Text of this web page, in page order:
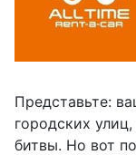
Представьте:
городских
битвы. Но вот